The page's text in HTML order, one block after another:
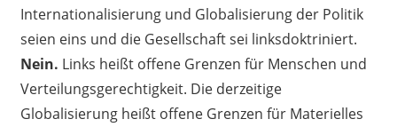
Internationalisierung und Globalisierung der Politik
seien eins und die Gesellschaft sei linksdoktriniert.
Nein. Links heißt offene Grenzen für Menschen und
Verteilungsgerechtigkeit. Die derzeitige
Globalisierung heißt offene Grenzen für Materielles